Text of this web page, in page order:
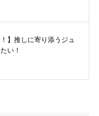
！】推しに寄り添うジュ
い！